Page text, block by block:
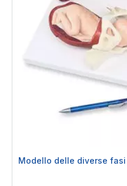
Modello delle diverse